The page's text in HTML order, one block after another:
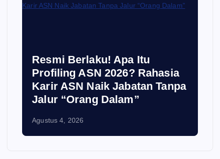
Resmi Berlaku! Apa Itu
Profiling ASN 2026? Rahasia
Karir ASN Naik Jabatan Tanpa
Jalur “Orang Dalam”
Agustus 4, 2026